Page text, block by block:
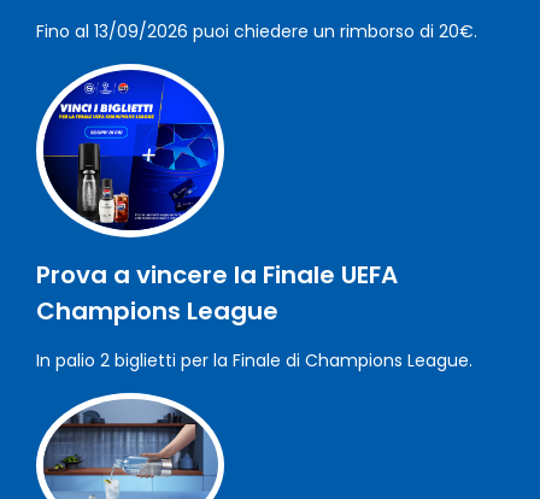
Fino al 13/09/2026 puoi chiedere un rimborso di 20€.
Prova a vincere la Finale UEFA
Champions League
In palio 2 biglietti per la Finale di Champions League.